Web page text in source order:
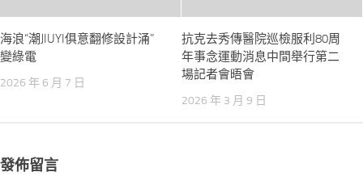
海浪“潮JIUYI俱意翻修設計涌”
變綠電
2026 年 6 月 7 日
抗克去秀傳醫院巡檢服利80周
年事念運動消息中間舉行第二
場記者會晤會
2026 年 3 月 9 日
發佈留言